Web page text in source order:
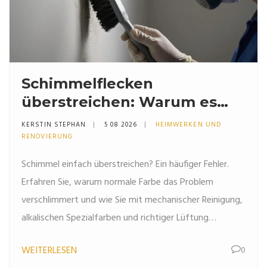
Schimmelflecken
überstreichen: Warum es
scheitert und wie die
richtige Sanierung gelingt
KERSTIN STEPHAN 5 08 2026
HEIMWERKEN UND
RENOVIERUNG
Schimmel einfach überstreichen? Ein häufiger Fehler.
Erfahren Sie, warum normale Farbe das Problem
verschlimmert und wie Sie mit mechanischer Reinigung,
alkalischen Spezialfarben und richtiger Lüftung
WEITERLESEN
0